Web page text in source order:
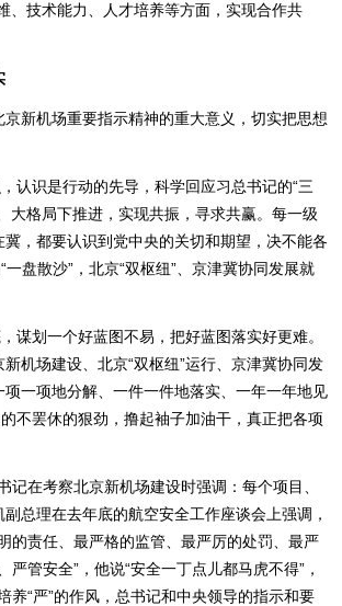
、技术能力、人才培养等方面，实现合作共
机场重要指示精神的重大意义，切实把思想
识是行动的先导，科学回应习总书记的“三
大格局下推进，实现共振，寻求共赢。每一级
，都要认识到党中央的关切和期望，决不能各
盘散沙”，北京“双枢纽”、京津冀协同发展就
划一个好蓝图不易，把好蓝图落实好更难。
机场建设、北京“双枢纽”运行、京津冀协同发
一项地分解、一件一件地落实、一年一年地见
不罢休的狠劲，撸起袖子加油干，真正把各项
在考察北京新机场建设时强调：每个项目、
总理在去年底的航空安全工作座谈会上强调，
的责任、最严格的监管、最严厉的处罚、最严
管安全”，他说“安全一丁点儿都马虎不得”，
养“严”的作风，总书记和中央领导的指示和要